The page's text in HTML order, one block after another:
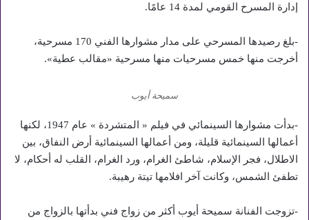
إدارة المسرح القومي لمدة 14 عامًا.
-بلغ رصيدها المسرحي على مدار مشوارها الفني 170 مسرحية،
أخرجت منها خمس مسرحيات منها مسرحية «مقالب عطية».
سميحة أيوب
-بدأت مشوارها السينمائي في فيلم « المتشردة » عام 1947، لكنها
أعمالها السينمائية قليلة، ومن أعمالها السينمائية أرض النفاق، بين
الاطلال، فجر الإسلام، شاطئ الغرام، ورد الغرام، القلب له أحكام، لا
تطفئ الشمس، وكانت آخر افلامها تيتة رهيبة.
-تزوجت الفنانة سميحة أيوب أكثر من زواج فني بدأتها بالزواج من